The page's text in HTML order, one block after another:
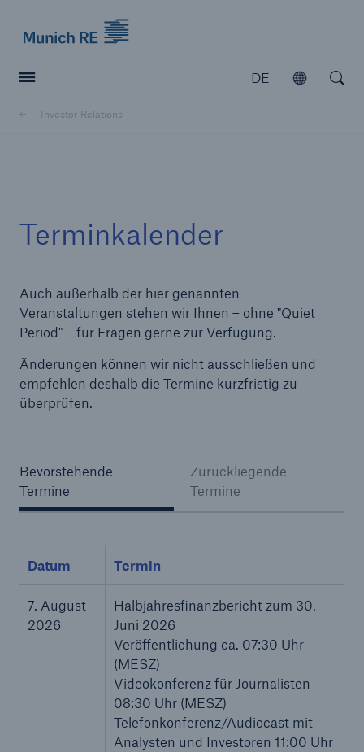
DE
Öffnen
Investor Relations
Terminkalender
Auch außerhalb der hier genannten
Veranstaltungen stehen wir Ihnen – ohne "Quiet
Period" – für Fragen gerne zur Verfügung.
Änderungen können wir nicht ausschließen und
empfehlen deshalb die Termine kurzfristig zu
überprüfen.
Bevorstehende
Termine
Zurückliegende
Termine
Datum Termin
7. August
2026
Halbjahresfinanzbericht zum 30.
Juni 2026
Veröffentlichung ca. 07:30 Uhr
(MESZ)
Videokonferenz für Journalisten
08:30 Uhr (MESZ)
Telefonkonferenz/Audiocast mit
Analysten und Investoren 11:00 Uhr
Our expert perspective for insurance